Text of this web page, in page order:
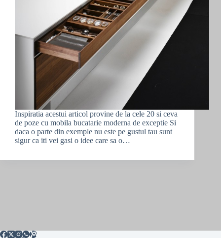
Inspiratia acestui articol provine de la cele 20 si ceva
de poze cu mobila bucatarie moderna de exceptie Si
daca o parte din exemple nu este pe gustul tau sunt
sigur ca iti vei gasi o idee care sa o…